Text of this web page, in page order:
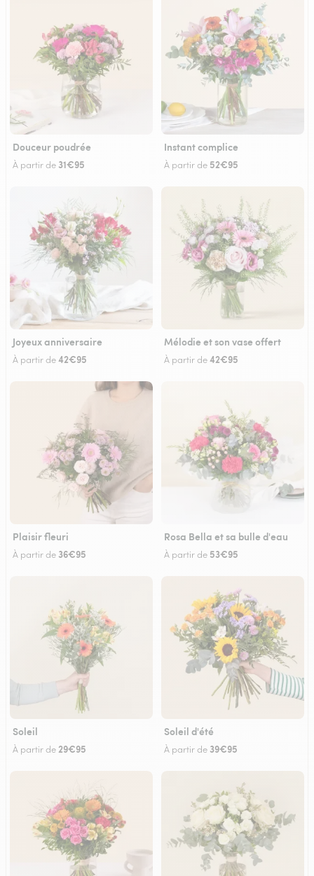
Douceur poudrée
À partir de 31€95
Instant complice
À partir de 52€95
Joyeux anniversaire
À partir de42€95
Mélodie et son vase offert
À partir de42€95
Plaisir fleuri
À partir de 36€95
Rosa Bella et sa bulle d'eau
À partir de 53€95
Soleil
À partir de29€95
Soleil d'été
À partir de 39€95